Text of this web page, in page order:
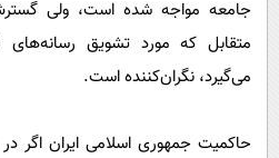
سیاست
جامعه مواجه شده است، ولی
متقابل که مورد تشویق رسانه‌های
می‌گیرد، نگران‌کننده است.
حاکمیت جمهوری اسلامی ایران اگر